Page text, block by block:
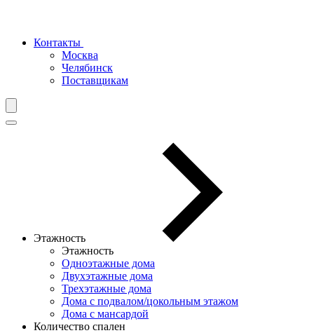
Контакты
Москва
Челябинск
Поставщикам
Этажность
Этажность
Одноэтажные дома
Двухэтажные дома
Трехэтажные дома
Дома с подвалом/цокольным этажом
Дома с мансардой
Количество спален